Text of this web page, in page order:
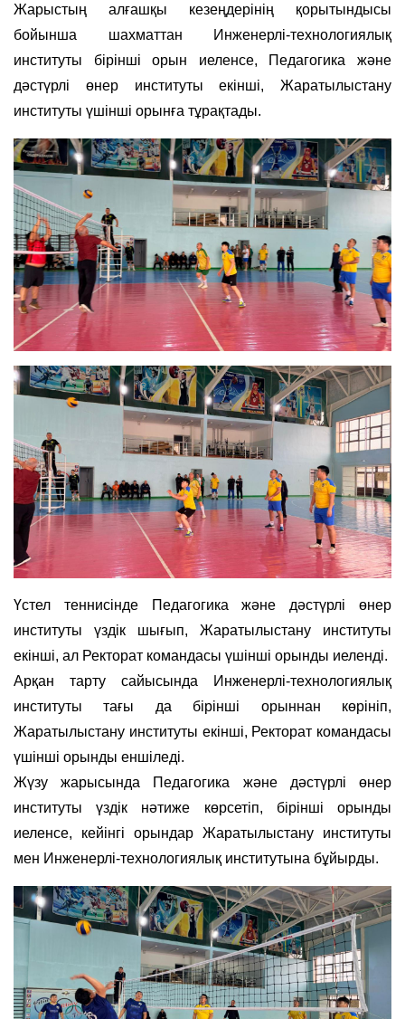
Жарыстың алғашқы кезеңдерінің қорытындысы
бойынша шахматтан Инженерлі-технологиялық
институты бірінші орын иеленсе, Педагогика және
дәстүрлі өнер институты екінші, Жаратылыстану
институты үшінші орынға тұрақтады.
Үстел теннисінде Педагогика және дәстүрлі өнер
институты үздік шығып, Жаратылыстану институты
екінші, ал Ректорат командасы үшінші орынды иеленді.
Арқан тарту сайысында Инженерлі-технологиялық
институты тағы да бірінші орыннан көрініп,
Жаратылыстану институты екінші, Ректорат командасы
үшінші орынды еншіледі.
Жүзу жарысында Педагогика және дәстүрлі өнер
институты үздік нәтиже көрсетіп, бірінші орынды
иеленсе, кейінгі орындар Жаратылыстану институты
мен Инженерлі-технологиялық институтына бұйырды.